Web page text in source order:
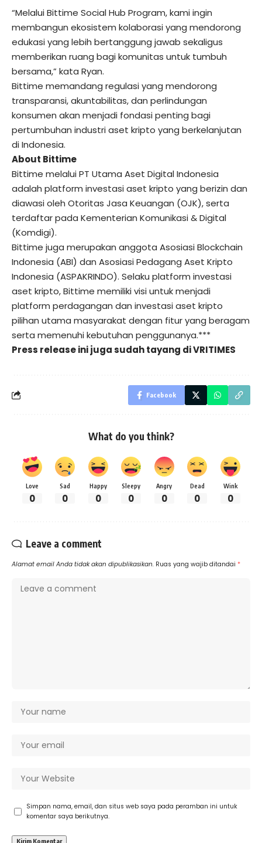
“Melalui Bittime Social Hub Program, kami ingin
membangun ekosistem kolaborasi yang mendorong
edukasi yang lebih bertanggung jawab sekaligus
memberikan ruang bagi komunitas untuk tumbuh
bersama,” kata Ryan.
Bittime memandang regulasi yang mendorong
transparansi, akuntabilitas, dan perlindungan
konsumen akan menjadi fondasi penting bagi
pertumbuhan industri aset kripto yang berkelanjutan
di Indonesia.
About Bittime
Bittime melalui PT Utama Aset Digital Indonesia
adalah platform investasi aset kripto yang berizin dan
diawasi oleh Otoritas Jasa Keuangan (OJK), serta
terdaftar pada Kementerian Komunikasi & Digital
(Komdigi).
Bittime juga merupakan anggota Asosiasi Blockchain
Indonesia (ABI) dan Asosiasi Pedagang Aset Kripto
Indonesia (ASPAKRINDO). Selaku platform investasi
aset kripto, Bittime memiliki visi untuk menjadi
platform perdagangan dan investasi aset kripto
pilihan utama masyarakat dengan fitur yang beragam
serta memenuhi kebutuhan penggunanya.***
Press release ini juga sudah tayang diVRITIMES
Facebook
What do you think?
Love
0
Sad
0
Happy
0
Sleepy
0
Angry
0
Dead
0
Wink
0
Leave a comment
Alamat email Anda tidak akan dipublikasikan. Ruas yang wajib ditandai *
Simpan nama, email, dan situs web saya pada peramban ini untuk
komentar saya berikutnya.